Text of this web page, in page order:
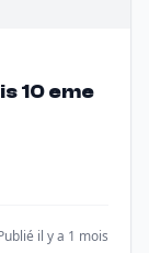
10 eme
il y a 1 mois